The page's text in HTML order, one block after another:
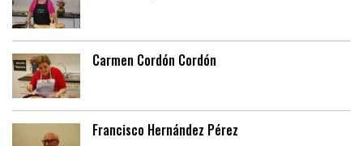
Carmen Cordón Cordón
Francisco Hernández Pérez